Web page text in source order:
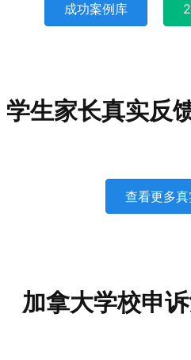
成功案例库
学生家长真实反
查看更多
加拿大学校申